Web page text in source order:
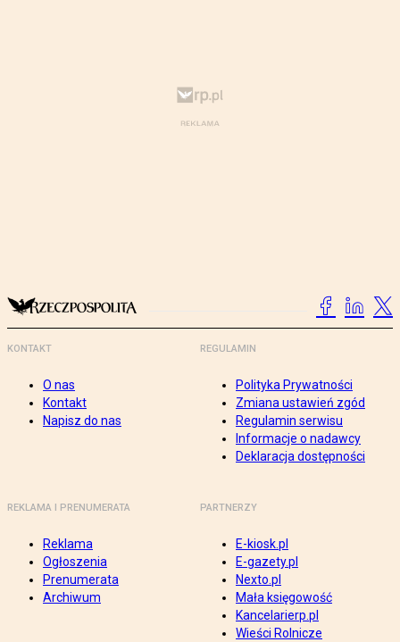
KONTAKT
O nas
Kontakt
Napisz do nas
REGULAMIN
Polityka Prywatności
Zmiana ustawień zgód
Regulamin serwisu
Informacje o nadawcy
Deklaracja dostępności
REKLAMA I PRENUMERATA
Reklama
Ogłoszenia
Prenumerata
Archiwum
PARTNERZY
E-kiosk.pl
E-gazety.pl
Nexto.pl
Mała księgowość
Kancelarierp.pl
Wieści Rolnicze